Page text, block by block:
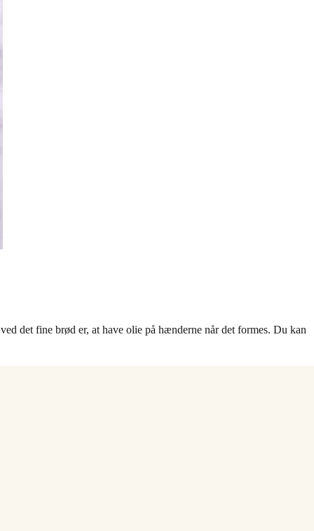
det fine brød er, at have olie på hænderne når det formes. Du kan